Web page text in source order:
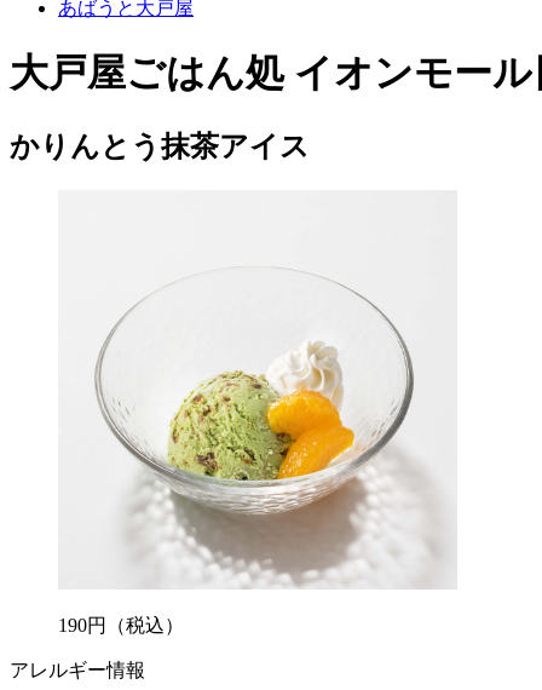
あばうと大戸屋
大戸屋ごはん処 イオンモー
かりんとう抹茶アイス
190円 （税込）
アレルギー情報